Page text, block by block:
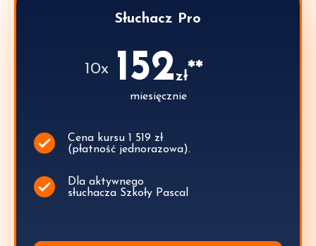
Słuchacz Pro
10x 152zł**
miesięcznie
Cena kursu 1 519 zł
(płatność jednorazowa).
Dla aktywnego
słuchacza Szkoły Pascal